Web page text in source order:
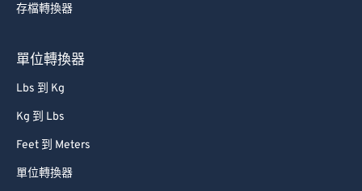
存檔轉換器
單位轉換器
Lbs 到 Kg
Kg 到 Lbs
Feet 到 Meters
單位轉換器